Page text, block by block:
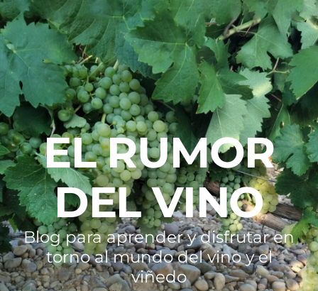
EL RUMOR
DEL VINO
Blog para aprender y disfrutar en
torno al mundo del vino y el
viñedo